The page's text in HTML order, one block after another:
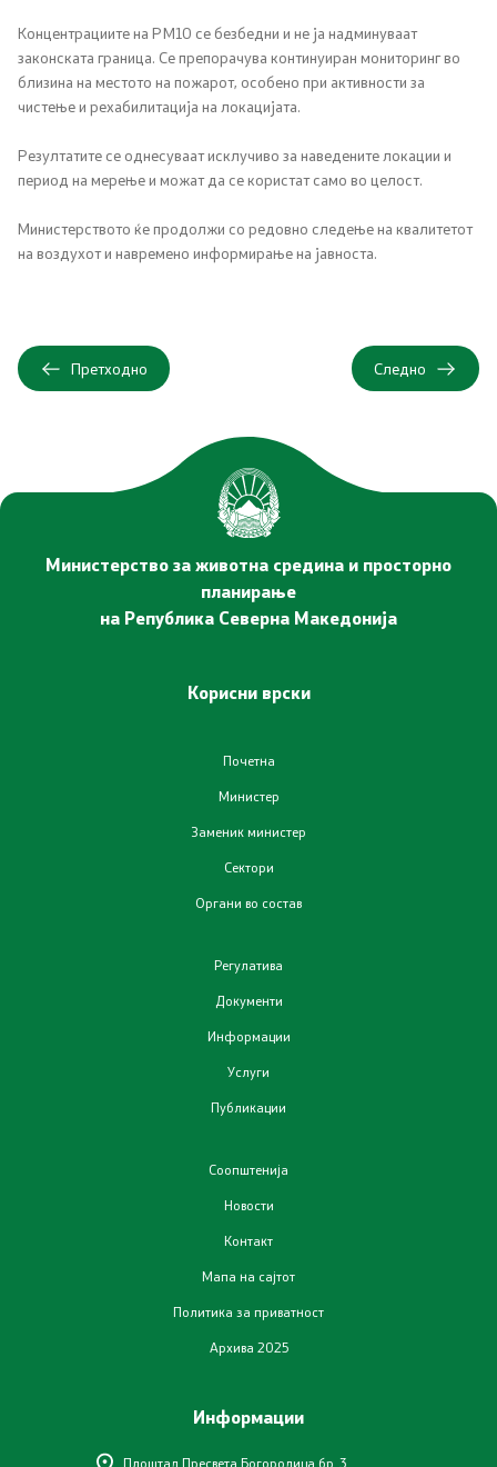
Регистри
Национални извештаи
е-Портали
EXIM
Просторно планирање
Концентрациите на PM10 се безбедни и не ја надминуваат
законската граница. Се препорачува континуиран мониторинг во
близина на местото на пожарот, особено при активности за
чистење и рехабилитација на локацијата.
Резултатите се однесуваат исклучиво за наведените локации и
период на мерење и можат да се користат само во целост.
Министерството ќе продолжи со редовно следење на квалитетот
на воздухот и навремено информирање на јавноста.
Претходно Следно
Министерство за животна средина и просторно
планирање
на Република Северна Македонија
Корисни врски
Почетна
Министер
Заменик министер
Сектори
Органи во состав
Регулатива
Документи
Информации
Услуги
Публикации
Соопштенија
Новости
Контакт
Мапа на сајтот
Политика за приватност
Архива 2025
Информации
Плоштад Пресвета Богородица бр. 3,